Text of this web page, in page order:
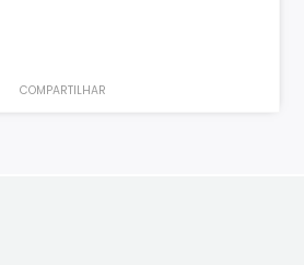
COMPARTILHAR